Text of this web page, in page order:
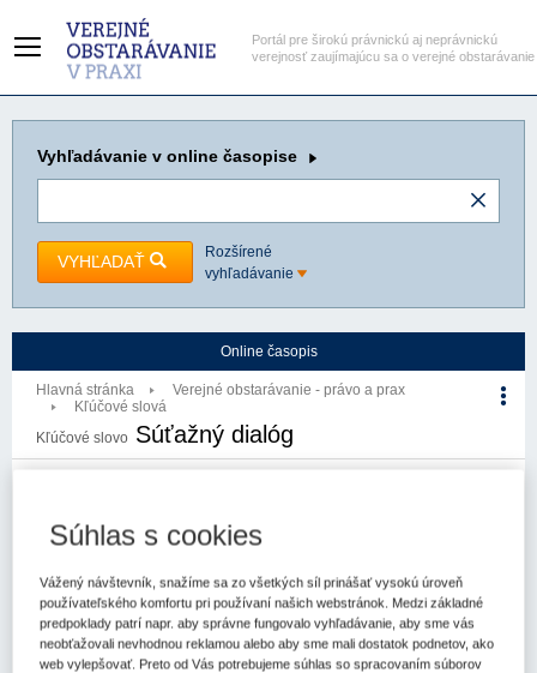
Portál pre širokú právnickú aj neprávnickú
verejnosť zaujímajúcu sa o verejné obstarávanie
Vyhľadávanie v online časopise
VYHĽADAŤ
Rozšírené
vyhľadávanie
Online časopis
Hlavná stránka
Verejné obstarávanie - právo a prax
Kľúčové slová
Kľúčové slovo Súťažný dialóg
Aktuality
Povinné použitie súťaže návrhov pri
obstarávaní návrhu alebo riešenia v oblasti
architektúry alebo územného plánovania
Súhlas s cookies
Vážený návštevník, snažíme sa zo všetkých síl prinášať vysokú úroveň
používateľského komfortu pri používaní našich webstránok. Medzi základné
predpoklady patrí napr. aby správne fungovalo vyhľadávanie, aby sme vás
neobťažovali nevhodnou reklamou alebo aby sme mali dostatok podnetov, ako
web vylepšovať. Preto od Vás potrebujeme súhlas so spracovaním súborov